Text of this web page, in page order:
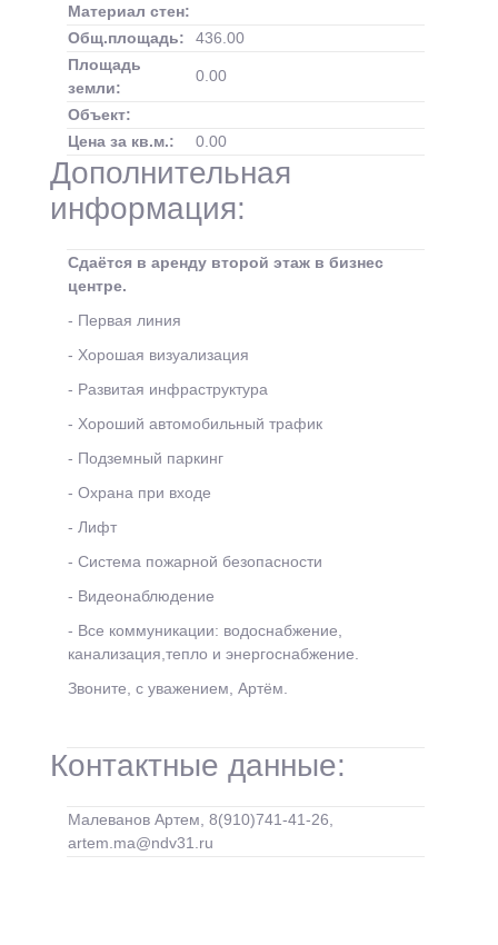
Материал стен:
Общ.площадь:
436.00
Площадь
земли:
0.00
Объект:
Цена за кв.м.:
0.00
Дополнительная
информация:
Сдаётся в аренду второй этаж в бизнес
центре.
- Первая линия
- Хорошая визуализация
- Развитая инфраструктура
- Хороший автомобильный трафик
- Подземный паркинг
- Охрана при входе
- Лифт
- Система пожарной безопасности
- Видеонаблюдение
- Все коммуникации: водоснабжение,
канализация,тепло и энергоснабжение.
Звоните, с уважением, Артём.
Контактные данные:
Малеванов Артем, 8(910)741-41-26,
artem.ma@ndv31.ru